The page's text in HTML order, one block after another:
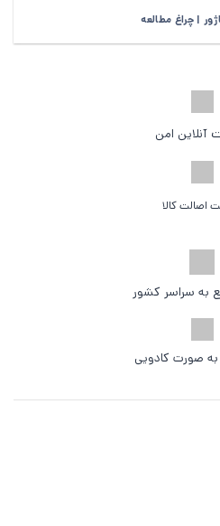
| چراغ مطالعه
آنلاین امن
اصالت کالا
به سراسر کشور
به صورت کادویی